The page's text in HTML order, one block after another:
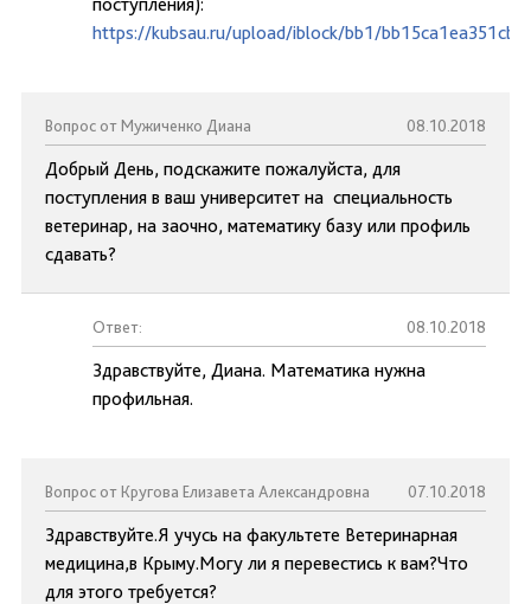
https://kubsau.ru/upload/iblock/bb1/
Вопрос от Мужиченко Диана 08.10.2018
Добрый День, подскажите пожалуйста, для
поступления в ваш университет на специальность
ветеринар, на заочно, математику базу или профиль
сдавать?
Ответ: 08.10.2018
Здравствуйте, Диана. Математика нужна
профильная.
Вопрос от Кругова Елизавета Александровна 07.10.2018
Здравствуйте.Я учусь на факультете Ветеринарная
медицина,в Крыму.Могу ли я перевестись к вам?Что
для этого требуется?